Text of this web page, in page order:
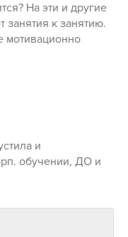
На эти и другие
занятия к занятию.
мотивационно
и
обучении, ДО и